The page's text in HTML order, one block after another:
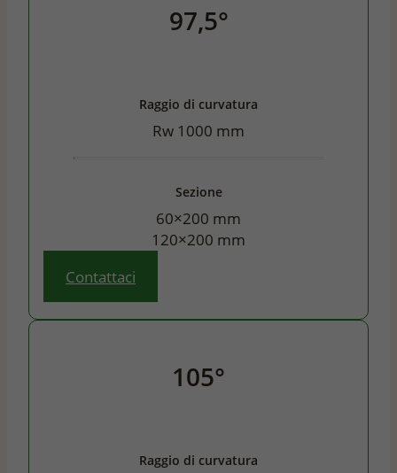
97,5°
Raggio di curvatura
Rw 1000 mm
Sezione
60×200 mm
120×200 mm
Contattaci
105°
Raggio di curvatura